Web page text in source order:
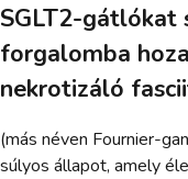
SGLT2-gátlókat
forgalomba
nekrotizáló
(más néven Fournier-
súlyos állapot, amely